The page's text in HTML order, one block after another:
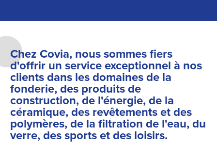
Chez Covia, nous sommes fiers
d'offrir un service exceptionnel à nos
clients dans les domaines de la
fonderie, des produits de
construction, de l'énergie, de la
céramique, des revêtements et des
polymères, de la filtration de l'eau, du
verre, des sports et des loisirs.